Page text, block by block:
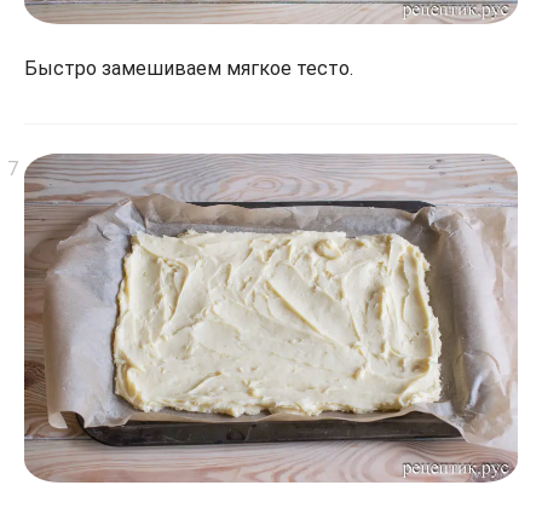
Быстро замешиваем мягкое тесто.